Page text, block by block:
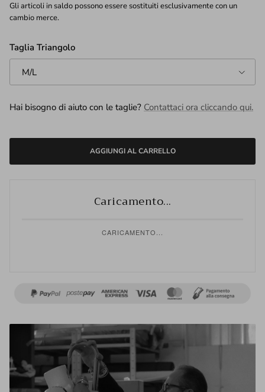
Gli articoli in saldo possono essere sostituiti esclusivamente con un
cambio merce.
Taglia Triangolo
M/L
Hai bisogno di aiuto con le taglie? Contattaci ora cliccando qui.
AGGIUNGI AL CARRELLO
Caricamento...
CARICAMENTO...